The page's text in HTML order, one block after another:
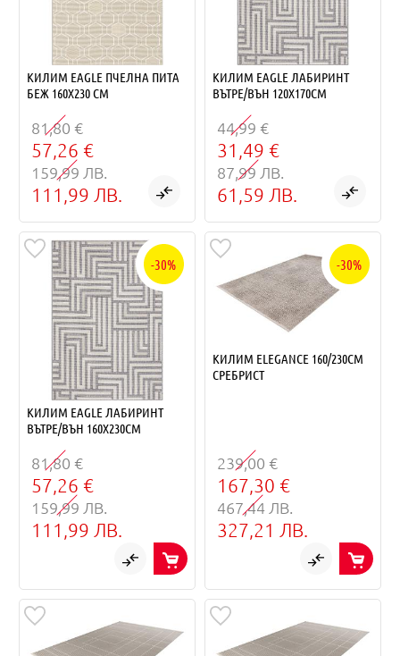
КИЛИМ EAGLE ПЧЕЛНА ПИТА
БЕЖ 160Х230 СМ
81,80 €
57,26 €
159,99 ЛВ.
111,99 ЛВ.
КИЛИМ EAGLE ЛАБИРИНТ
ВЪТРЕ/ВЪН 120Х170СМ
44,99 €
31,49 €
87,99 ЛВ.
61,59 ЛВ.
-30%
КИЛИМ EAGLE ЛАБИРИНТ
ВЪТРЕ/ВЪН 160Х230СМ
81,80 €
57,26 €
159,99 ЛВ.
111,99 ЛВ.
-30%
КИЛИМ ELEGANCE 160/230СМ
СРЕБРИСТ
239,00 €
167,30 €
467,44 ЛВ.
327,21 ЛВ.